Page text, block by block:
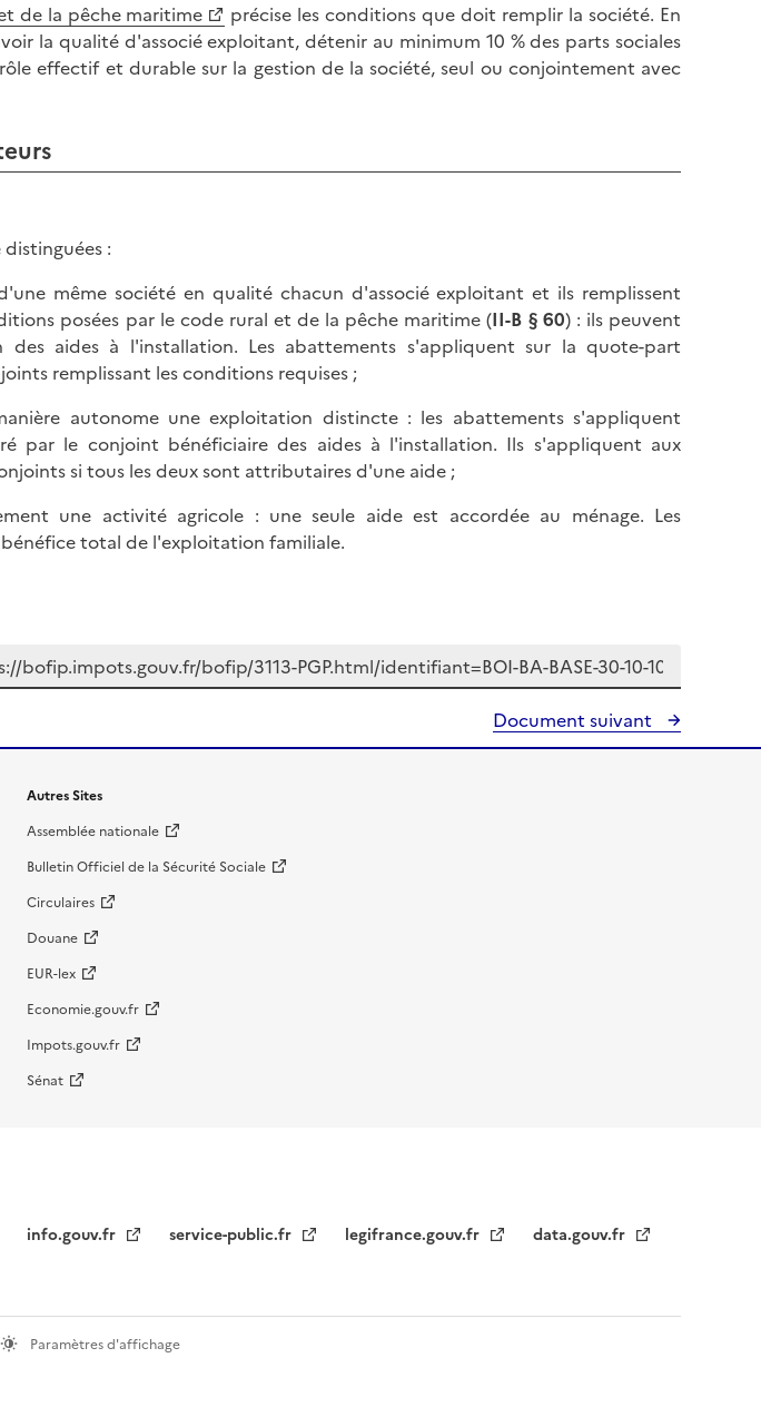
de la pêche maritime
précise les conditions que doit remplir la société. En
la qualité d'associé exploitant, détenir au minimum 10 % des parts sociales
effectif et durable sur la gestion de la société, seul ou conjointement avec
:
même société en qualité chacun d'associé exploitant et ils remplissent
posées par le code rural et de la pêche maritime (II-B § 60) : ils peuvent
des aides à l'installation. Les abattements s'appliquent sur la quote-part
remplissant les conditions requises ;
autonome une exploitation distincte : les abattements s'appliquent
par le conjoint bénéficiaire des aides à l'installation. Ils s'appliquent aux
si tous les deux sont attributaires d'une aide ;
une activité agricole : une seule aide est accordée au ménage. Les
total de l'exploitation familiale.
Document suivant
Autres Sites
Assemblée nationale
Bulletin Officiel de la Sécurité Sociale
Circulaires
Douane
EUR-lex
Economie.gouv.fr
Impots.gouv.fr
Sénat
info.gouv.fr service-public.fr legifrance.gouv.fr data.gouv.fr
Paramètres d'affichage